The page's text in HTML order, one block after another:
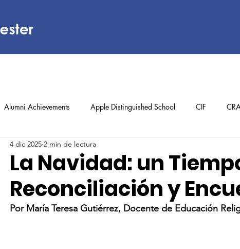
Alumni Achievements Apple Distinguished School CIF
Elementary Middle School
Elementary
La Navidad: un
Reconciliación y
4 dic 2025 2 min de lectura
Por María Teresa Gutiérrez, Docente de Educación